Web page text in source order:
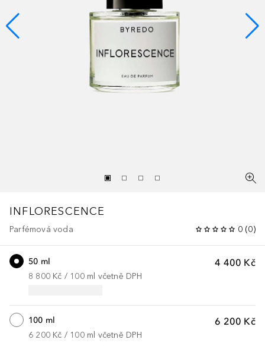
INFLORESCENCE
Parfémová voda 0 (0)
4 400 Kč
50 ml
8 800 Kč / 100 ml včetně DPH
6 200 Kč
100 ml
6 200 Kč / 100 ml včetně DPH